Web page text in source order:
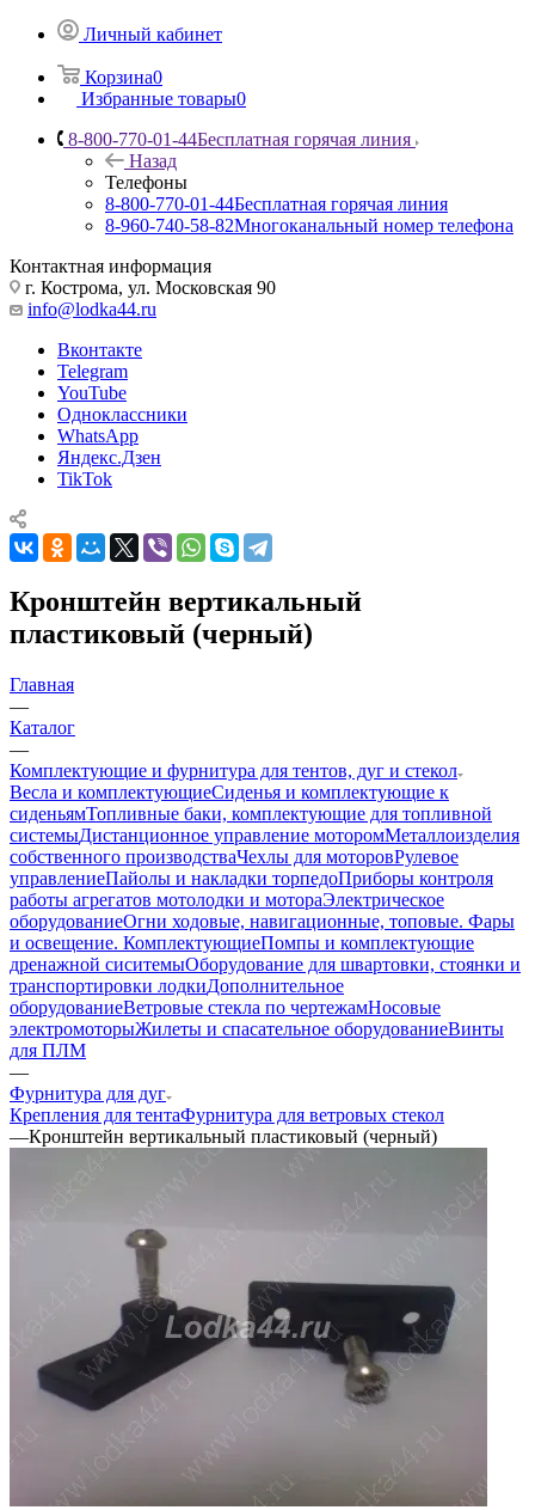
Личный кабинет
Корзина0
Избранные товары0
8-800-770-01-44Бесплатная горячая линия
Назад
Телефоны
8-800-770-01-44Бесплатная горячая линия
8-960-740-58-82Многоканальный номер телефона
Контактная информация
г. Кострома, ул. Московская 90
info@lodka44.ru
Вконтакте
Telegram
YouTube
Одноклассники
WhatsApp
Яндекс.Дзен
TikTok
Кронштейн вертикальный
пластиковый (черный)
Главная
—
Каталог
—
Комплектующие и фурнитура для тентов, дуг и стекол
Весла и комплектующиеСиденья и комплектующие к
сиденьямТопливные баки, комплектующие для топливной
системыДистанционное управление моторомМеталлоизделия
собственного производстваЧехлы для моторовРулевое
управлениеПайолы и накладки торпедоПриборы контроля
работы агрегатов мотолодки и мотораЭлектрическое
оборудованиеОгни ходовые, навигационные, топовые. Фары
и освещение. КомплектующиеПомпы и комплектующие
дренажной сиситемыОборудование для швартовки, стоянки и
транспортировки лодкиДополнительное
оборудованиеВетровые стекла по чертежамНосовые
электромоторыЖилеты и спасательное оборудованиеВинты
для ПЛМ
—
Фурнитура для дуг
Крепления для тентаФурнитура для ветровых стекол
—Кронштейн вертикальный пластиковый (черный)